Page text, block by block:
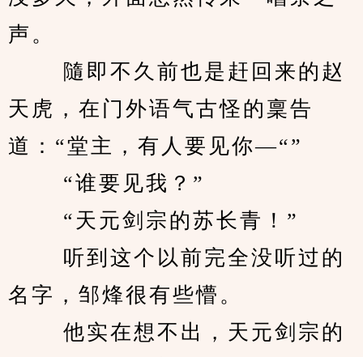
声。
隨即不久前也是赶回来的赵
天虎，在门外语气古怪的稟告
道：“堂主，有人要见你—“”
“谁要见我？”
“天元剑宗的苏长青！”
听到这个以前完全没听过的
名字，邹烽很有些懵。
他实在想不出，天元剑宗的